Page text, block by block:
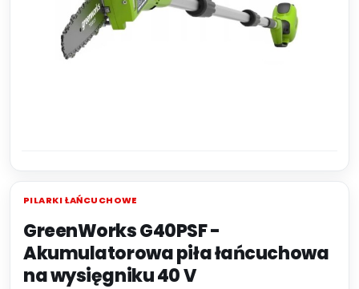
PILARKI ŁAŃCUCHOWE
GreenWorks G40PSF -
Akumulatorowa piła łańcuchowa
na wysięgniku 40 V